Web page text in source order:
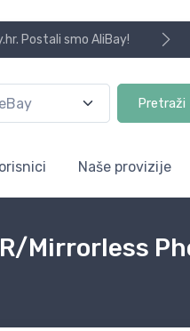
Postali smo AliBay!
Pretraži
Naše provizije
Mirrorless